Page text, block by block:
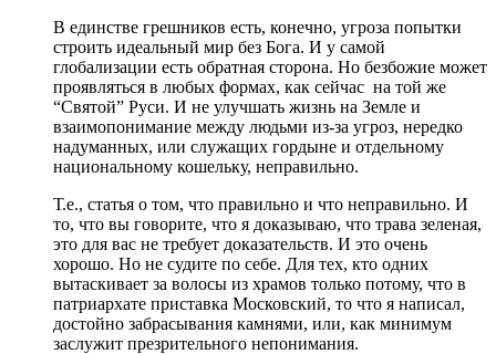
В единстве грешников есть, конечно, угроза попытки
строить идеальный мир без Бога. И у самой
глобализации есть обратная сторона. Но безбожие может
проявляться в любых формах, как сейчас на той же
“Святой” Руси. И не улучшать жизнь на Земле и
взаимопонимание между людьми из-за угроз, нередко
надуманных, или служащих гордыне и отдельному
национальному кошельку, неправильно.
Т.е., статья о том, что правильно и что неправильно. И
то, что вы говорите, что я доказываю, что трава зеленая,
это для вас не требует доказательств. И это очень
хорошо. Но не судите по себе. Для тех, кто одних
вытаскивает за волосы из храмов только потому, что в
патриархате приставка Московский, то что я написал,
достойно забрасывания камнями, или, как минимум
заслужит презрительного непонимания.